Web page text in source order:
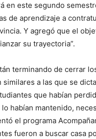
en este segundo
de aprendizaje a
Y agregó que el
su trayectoria”.
terminando de cerrar
similares a las que se
que habían
habían mantenido,
el programa
fueron a buscar casa